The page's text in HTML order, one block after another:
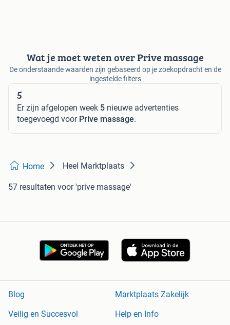
Wat je moet weten over Prive massage
De onderstaande waarden zijn gebaseerd op je zoekopdracht en de
ingestelde filters
5
Er zijn afgelopen week 5 nieuwe advertenties
toegevoegd voor Prive massage.
Home Heel Marktplaats
57 resultaten voor 'prive massage'
Blog
Marktplaats Zakelijk
Veilig en Succesvol
Help en Info